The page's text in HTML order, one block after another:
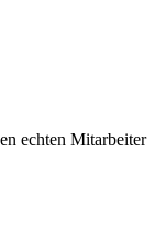
echten Mitarbeiter